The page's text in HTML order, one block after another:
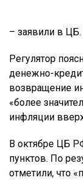
– заявили в ЦБ.
Регулятор
денежно-
возвращение
«более
инфляции
В октябре ЦБ
пунктов. По
отметили, что